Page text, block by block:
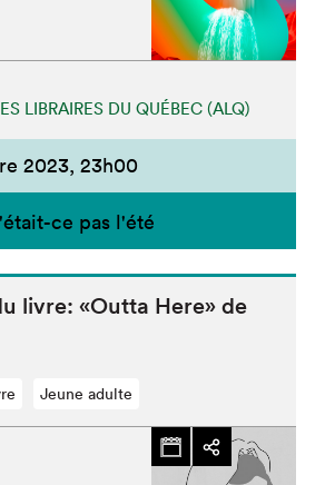
LIBRAIRES DU QUÉBEC (ALQ)
2023, 23h00
ce pas l'été
livre: «Outta Here» de
Jeune adulte